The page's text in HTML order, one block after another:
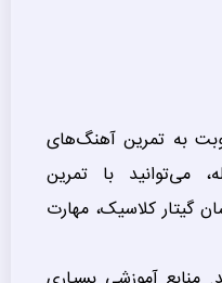
به تمرین آهنگ‌های
می‌توانید با تمرین
گیتار کلاسیک، مهارت